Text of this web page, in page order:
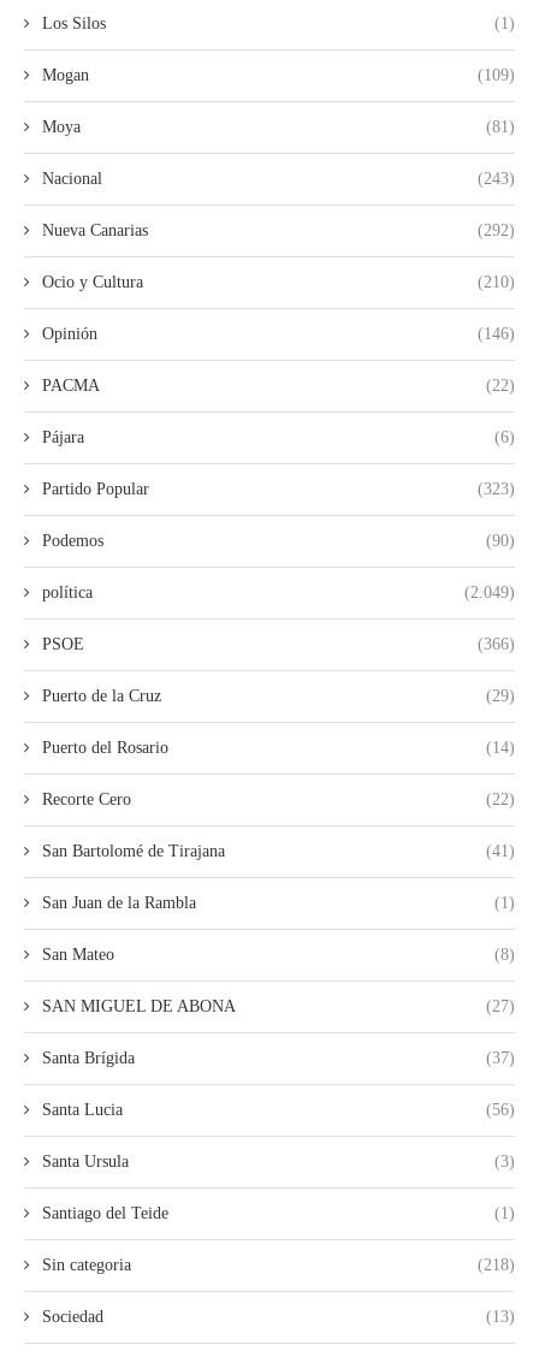
Los Silos (1)
Mogan (109)
Moya (81)
Nacional (243)
Nueva Canarias (292)
Ocio y Cultura (210)
Opinión (146)
PACMA (22)
Pájara (6)
Partido Popular (323)
Podemos (90)
política (2.049)
PSOE (366)
Puerto de la Cruz (29)
Puerto del Rosario (14)
Recorte Cero (22)
San Bartolomé de Tirajana (41)
San Juan de la Rambla (1)
San Mateo (8)
SAN MIGUEL DE ABONA (27)
Santa Brígida (37)
Santa Lucia (56)
Santa Ursula (3)
Santiago del Teide (1)
Sin categoria (218)
Sociedad (13)